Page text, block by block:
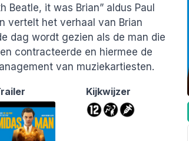
Beatle, it was Brian” aldus Paul
vertelt het verhaal van Brian
dag wordt gezien als de man die
contracteerde en hiermee de
van muziekartiesten.
Kijkwijzer